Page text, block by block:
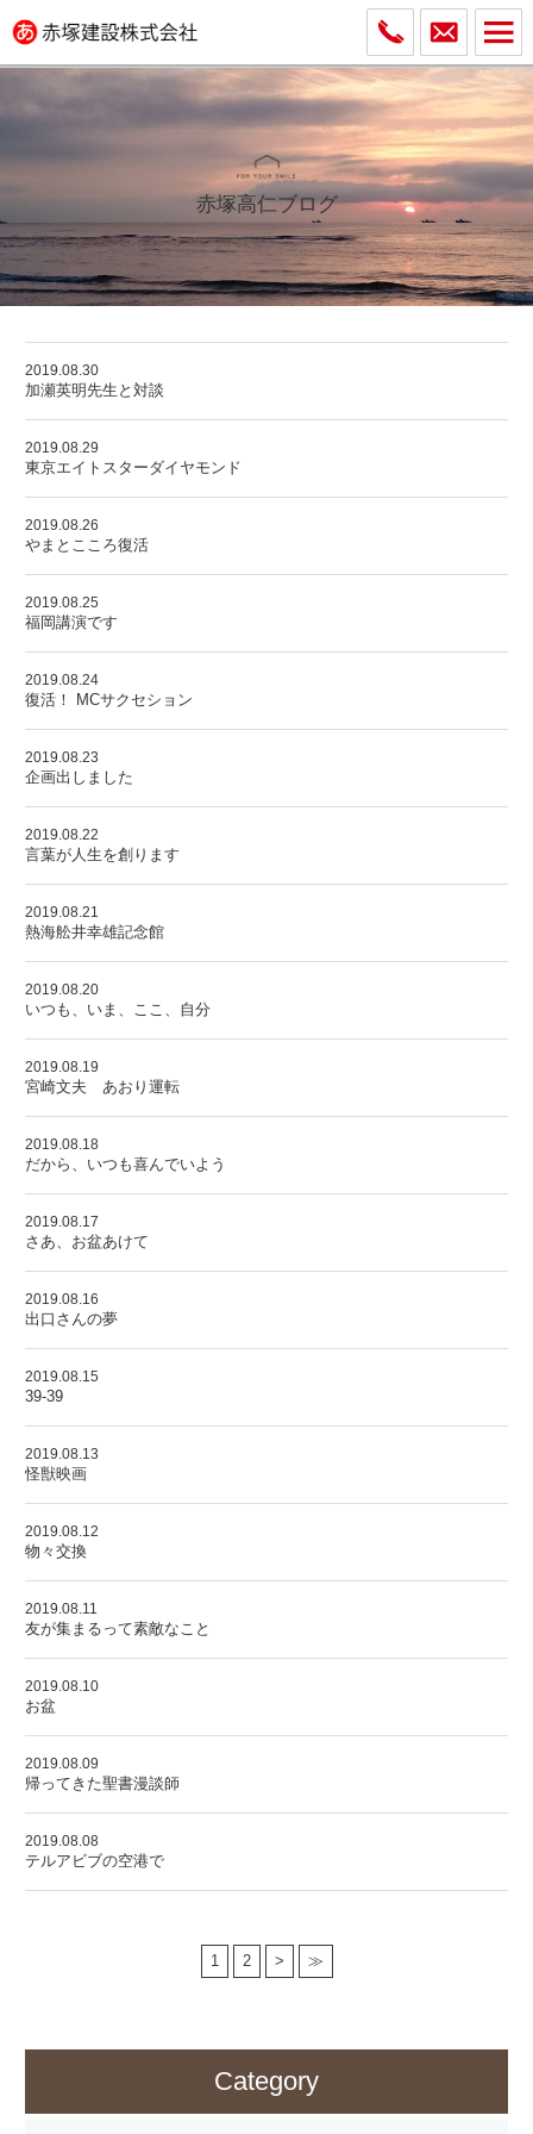
赤塚高仁ブログ
2019.08.30
加瀬英明先生と対談
2019.08.29
東京エイトスターダイヤモンド
2019.08.26
やまとこころ復活
2019.08.25
福岡講演です
2019.08.24
復活！ MCサクセション
2019.08.23
企画出しました
2019.08.22
言葉が人生を創ります
2019.08.21
熱海舩井幸雄記念館
2019.08.20
いつも、いま、ここ、自分
2019.08.19
宮崎文夫 あおり運転
2019.08.18
だから、いつも喜んでいよう
2019.08.17
さあ、お盆あけて
2019.08.16
出口さんの夢
2019.08.15
39-39
2019.08.13
怪獣映画
2019.08.12
物々交換
2019.08.11
友が集まるって素敵なこと
2019.08.10
お盆
2019.08.09
帰ってきた聖書漫談師
2019.08.08
テルアビブの空港で
1 2 > ≫
Category